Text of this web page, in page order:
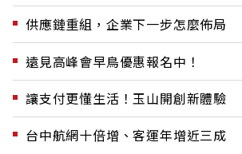
供應鏈重組，企業下一步怎麼佈局
遠見高峰會早鳥優惠報名中！
讓支付更懂生活！玉山開創新體驗
台中航網十倍增、客運年增近三成